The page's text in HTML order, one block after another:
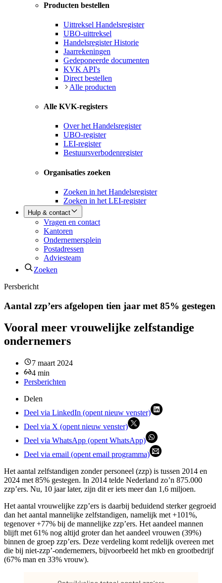
Producten bestellen
Uittreksel Handelsregister
UBO-uittreksel
Handelsregister Historie
Jaarrekeningen
Gedeponeerde documenten
KVK API's
Direct bestellen
Alle producten
Alle KVK-registers
Over het Handelsregister
UBO-register
LEI-register
Bestuursverbodenregister
Organisaties zoeken
Zoeken in het Handelsregister
Zoeken in het LEI-register
Hulp & contact
Vragen en contact
Kantoren
Ondernemersplein
Postadressen
Adviesteam
Zoeken
Persbericht
Aantal zzp’ers afgelopen tien jaar met 85% gestegen
Vooral meer vrouwelijke zelfstandige
ondernemers
7 maart 2024
4 min
Persberichten
Delen
Deel via LinkedIn (opent nieuw venster)
Deel via X (opent nieuw venster)
Deel via WhatsApp (opent WhatsApp)
Deel via email (opent email programma)
Het aantal zelfstandigen zonder personeel (zzp) is tussen 2014 en
2024 met 85% gestegen. In 2014 telde Nederland zo’n 875.000
zzp’ers. Nu, 10 jaar later, zijn dit er iets meer dan 1,6 miljoen.
Het aantal vrouwelijke zzp’ers is daarbij beduidend sterker gegroeid
dan het aantal mannelijke zelfstandigen, namelijk met +101%,
tegenover +77% bij de mannelijke zzp’ers. Het aandeel mannen
blijft met 61% nog altijd groter dan het aandeel vrouwen (39%)
binnen de groep zzp’ers. Deze verdeling komt redelijk overeen met
die bij niet-zzp’-ondernemers, bijvoorbeeld het mkb en grootbedrijf
(67% man en 33% vrouw).